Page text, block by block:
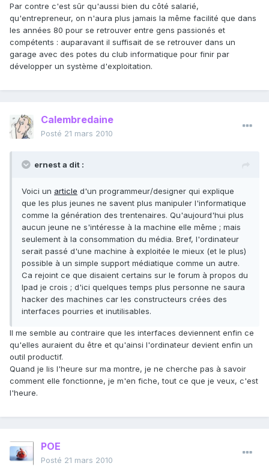
Par contre c'est sûr qu'aussi bien du côté salarié,
qu'entrepreneur, on n'aura plus jamais la même facilité que dans
les années 80 pour se retrouver entre gens passionés et
compétents : auparavant il suffisait de se retrouver dans un
garage avec des potes du club informatique pour finir par
développer un système d'exploitation.
Calembredaine
Posté 21 mars 2010
ernest a dit :
Voici un article d'un programmeur/designer qui explique
que les plus jeunes ne savent plus manipuler l'informatique
comme la génération des trentenaires. Qu'aujourd'hui plus
aucun jeune ne s'intéresse à la machine elle même ; mais
seulement à la consommation du média. Bref, l'ordinateur
serait passé d'une machine à exploitée le mieux (et le plus)
possible à un simple support médiatique comme un autre.
Ca rejoint ce que disaient certains sur le forum à propos du
Ipad je crois ; d'ici quelques temps plus personne ne saura
hacker des machines car les constructeurs crées des
interfaces pourries et inutilisables.
Il me semble au contraire que les interfaces deviennent enfin ce
qu'elles auraient du être et qu'ainsi l'ordinateur devient enfin un
outil productif.
Quand je lis l'heure sur ma montre, je ne cherche pas à savoir
comment elle fonctionne, je m'en fiche, tout ce que je veux, c'est
l'heure.
POE
Posté 21 mars 2010